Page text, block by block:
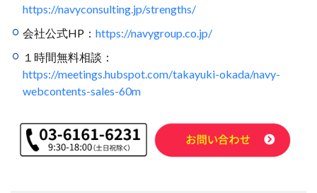
https://navyconsulting.jp/strengths/
会社公式HP： https://navygroup.co.jp/
１時間無料相談：
https://meetings.hubspot.com/takayuki-okada/navy-
webcontents-sales-60m